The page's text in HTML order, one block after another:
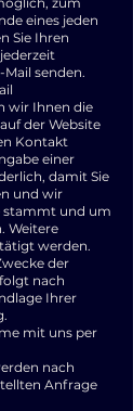
eines jeden
Sie Ihren
Mail senden.
wir Ihnen die
der Website
Kontakt
einer
damit Sie
und wir
stammt und um
Weitere
werden.
der
nach
Ihrer
mit uns per
nach
Anfrage